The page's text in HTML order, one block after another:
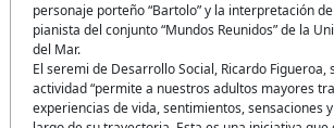
personaje porteño “Bartolo” y la interpretación
pianista del conjunto “Mundos Reunidos” de la
del Mar.
El seremi de Desarrollo Social, Ricardo Figueroa,
actividad “permite a nuestros adultos mayores
experiencias de vida, sentimientos, sensaciones